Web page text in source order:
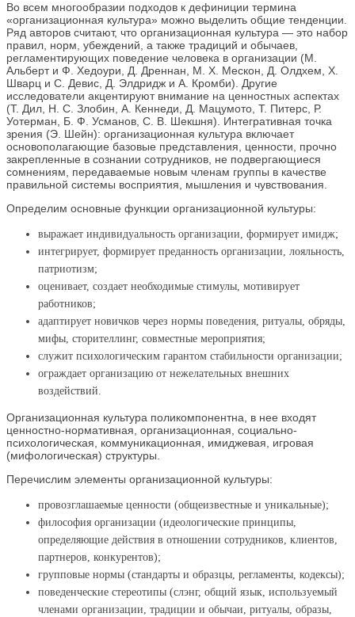
Во всем многообразии подходов к дефиниции термина
«организационная культура» можно выделить общие тенденции.
Ряд авторов считают, что организационная культура — это набор
правил, норм, убеждений, а также традиций и обычаев,
регламентирующих поведение человека в организации (М.
Альберт и Ф. Хедоури, Д. Дреннан, М. Х. Мескон, Д. Олдхем, Х.
Шварц и С. Девис, Д. Элдридж и А. Кромби). Другие
исследователи акцентируют внимание на ценностных аспектах
(Т. Дил, Н. С. Злобин, А. Кеннеди, Д. Мацумото, Т. Питерс, Р.
Уотерман, Б. Ф. Усманов, С. В. Шекшня). Интегративная точка
зрения (Э. Шейн): организационная культура включает
основополагающие базовые представления, ценности, прочно
закрепленные в сознании сотрудников, не подвергающиеся
сомнениям, передаваемые новым членам группы в качестве
правильной системы восприятия, мышления и чувствования.
Определим основные функции организационной культуры:
выражает индивидуальность организации, формирует имидж;
интегрирует, формирует преданность организации, лояльность,
патриотизм;
оценивает, создает необходимые стимулы, мотивирует
работников;
адаптирует новичков через нормы поведения, ритуалы, обряды,
мифы, сторителлинг, совместные мероприятия;
служит психологическим гарантом стабильности организации;
ограждает организацию от нежелательных внешних
воздействий.
Организационная культура поликомпонентна, в нее входят
ценностно-нормативная, организационная, социально-
психологическая, коммуникационная, имиджевая, игровая
(мифологическая) структуры.
Перечислим элементы организационной культуры:
провозглашаемые ценности (общеизвестные и уникальные);
философия организации (идеологические принципы,
определяющие действия в отношении сотрудников, клиентов,
партнеров, конкурентов);
групповые нормы (стандарты и образцы, регламенты, кодексы);
поведенческие стереотипы (слэнг, общий язык, используемый
членами организации, традиции и обычаи, ритуалы, образы,